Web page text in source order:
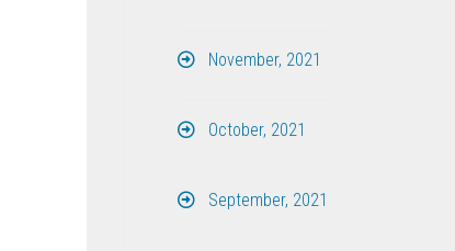
November, 2021
October, 2021
September, 2021